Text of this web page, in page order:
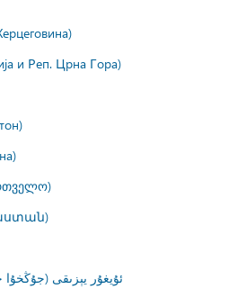
и Реп. Црна Гора)
ئۇيغۇر يېزىقى